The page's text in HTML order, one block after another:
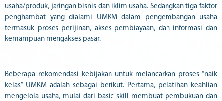
usaha/produk, jaringan bisnis dan iklim usaha. Sedangkan tiga faktor
penghambat yang dialami UMKM dalam pengembangan usaha
termasuk proses perijinan, akses pembiayaan, dan informasi dan
kemampuan mengakses pasar.
Beberapa rekomendasi kebijakan untuk melancarkan proses “naik
kelas” UMKM adalah sebagai berikut. Pertama, pelatihan keahlian
mengelola usaha, mulai dari basic skill membuat pembukuan dan